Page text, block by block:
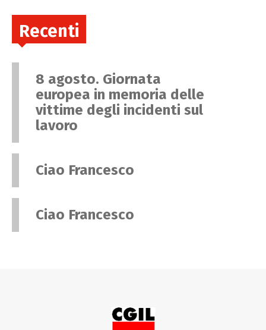
Recenti
8 agosto. Giornata
europea in memoria delle
vittime degli incidenti sul
lavoro
Ciao Francesco
Ciao Francesco